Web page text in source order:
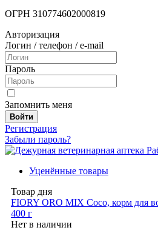
ОГРН 310774602000819
Авторизация
Логин / телефон / e-mail
Пароль
Запомнить меня
Войти
Регистрация
Забыли пароль?
Уценённые товары
Товар дня
FIORY ORO MIX Coco, корм для
400 г
Нет в наличии